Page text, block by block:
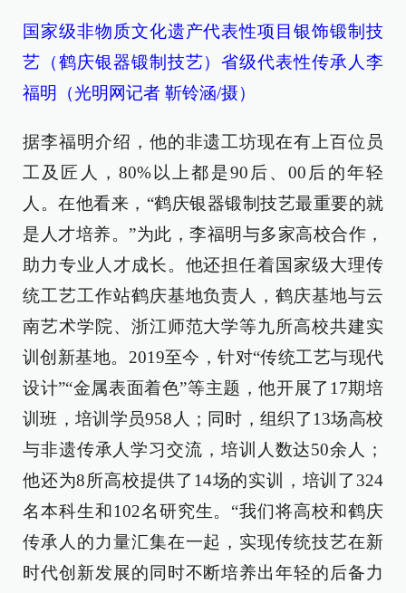
国家级非物质文化遗产代表性项目银饰锻制技
艺（鹤庆银器锻制技艺）省级代表性传承人李
福明（光明网记者 靳铃涵/摄）
据李福明介绍，他的非遗工坊现在有上百位员
工及匠人，80%以上都是90后、00后的年轻
人。在他看来，“鹤庆银器锻制技艺最重要的就
是人才培养。”为此，李福明与多家高校合作，
助力专业人才成长。他还担任着国家级大理传
统工艺工作站鹤庆基地负责人，鹤庆基地与云
南艺术学院、浙江师范大学等九所高校共建实
训创新基地。2019至今，针对“传统工艺与现代
设计”“金属表面着色”等主题，他开展了17期培
训班，培训学员958人；同时，组织了13场高校
与非遗传承人学习交流，培训人数达50余人；
他还为8所高校提供了14场的实训，培训了324
名本科生和102名研究生。“我们将高校和鹤庆
传承人的力量汇集在一起，实现传统技艺在新
时代创新发展的同时不断培养出年轻的后备力